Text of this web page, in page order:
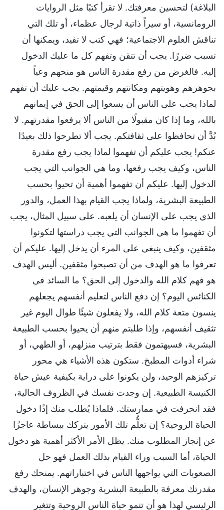
البلاغة) لتحسين معرفتك. لا تقرأ كتبًا مثل الروايات
الرومانسية، أو سيراً ذاتية لرجال عظماء، أو تلك التي
تناقش العلوم الاجتماعية؛ فهي كتب لا تفيد، ويمكنها أن
تسبب ضررًا. يجب أن تتقن وتفهم كل ما عليك الدخول
إليه. فالغرض من رفع مقدرة الناس هو منحهم وعياً
بجوهرهم وهويتهم ومكانتهم وقيمتهم. يجب عليك أن تفهم
لماذا يجب على الناس أن يسعوا إلى الحق في إيمانهم
بالله، وما إذا كان مقبولًا من الناس ألا يرفعوا مقدرتهم. لا
بُدَّ أن تحافظوا على ثقافتكم. يجب ألا تطرحوا ذلك بعيدًا
عنكم! يجب عليكم أن تفهموا لماذا يجب رفع مقدرة
الناس، وكيف يجب رفعها، وما هي الجوانب التي يجب
الدخول إليها. عليكم أن تفهموا أهمية أن تحيوا بحسب
الطبيعة البشرية، ولماذا يجب القيام بهذا العمل، والدور
الذي يجب على الإنسان أن يلعبه. على سبيل المثال، يجب
أن تفهموا ما هي الجوانب التي يجب دراستها لتكونوا
مثقفين، وكيف ينبغي على المرء أن يدخل إليها. عليكم أن
تعرفوا ما هو الهدف من أن تصبحوا مثقفين. أليس الهدف
هو فهم كلام الله والدخول إلى الحق؟ ما السائد في
الكنائس اليوم؟ إن دفع الناس لتعليم أنفسهم يجعلهم
ينسون متعة كلام الله، ولا يفعلون شيئًا طوال اليوم غير
تثقيف أنفسهم، وإذا طلبتم منهم أن يحيوا بحسب الطبيعة
البشرية، فسيهتمون فقط بترتيب منزلهم، أو الطهي، أو
شراء أدوات المطبخ. ستكون هذه الأشياء هي محور
تركيزهم الوحيد، ولن يكونوا على دراية بكيفية عيش حياة
الكنيسة الطبيعية. إن وجدت نفسك في الظروف الحالية،
فقد انحرفت في ممارستك. فلماذا يُطلب منك إذًا دخول
الحياة الروحية؟ إن تعلُّم تلك الأمور يتركك ببساطة عاجزًا
عن إنجاز المطلوب منك. يظل الأمر الأكثر أهمية هو دخول
الحياة، أما السبب وراء القيام بذلك العمل فهو حل
الصعوبات التي يواجهها الناس في اختباراتهم. يمنحك رفع
مقدرتك معرفة بالطبيعة البشرية وجوهر الإنسان، والهدف
الرئيسي لهذا هو أن تنمو حياة الناس الروحية وتتغير